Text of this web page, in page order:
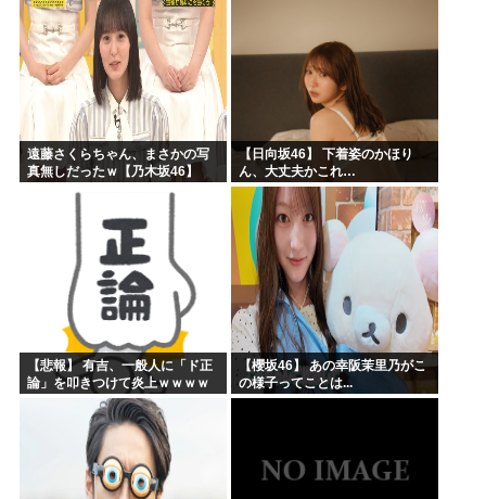
ィィー！！！！」私「あ…」
遠藤さくらちゃん、まさかの写
真無しだったｗ【乃木坂46】
【日向坂46】 下着姿のかほり
ん、大丈夫かこれ…
【悲報】 有吉、一般人に「ド正
論」を叩きつけて炎上ｗｗｗｗ
【櫻坂46】 あの幸阪茉里乃がこ
の様子ってことは...